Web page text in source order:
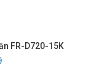
FR-D720-15K